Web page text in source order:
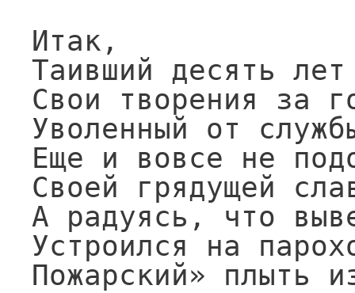
Итак,
Таивший десять
Свои творения за
Уволенный от
Еще и вовсе не
Своей грядущей
А радуясь, что
Устроился на
Пожарский» плыть